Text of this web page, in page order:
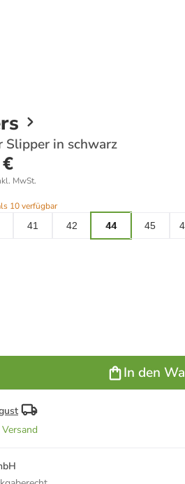
Slipper in schwarz
MwSt.
10 verfügbar
41 42 44 45
In den